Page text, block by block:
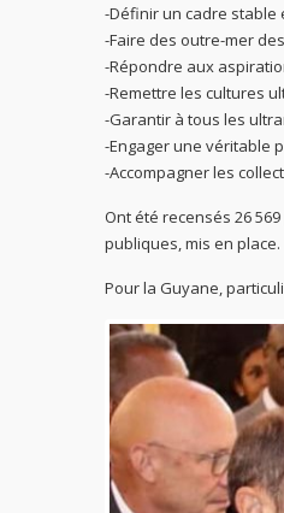
-Définir un cadre stable
-Faire des outre-mer
-Répondre aux
-Remettre les cultures
-Garantir à tous les
-Engager une véritable
-Accompagner les
Ont été recensés 26
publiques, mis en place.
Pour la Guyane,